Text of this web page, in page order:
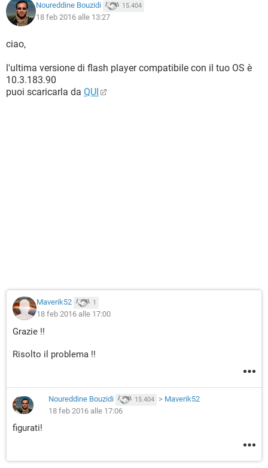
Noureddine Bouzidi 15.404
18 feb 2016 alle 13:27
ciao,
l'ultima versione di flash player compatibile con il tuo OS è
10.3.183.90
puoi scaricarla da QUI
Maverik52 1
18 feb 2016 alle 17:00
Grazie !!
Risolto il problema !!
Noureddine Bouzidi 15.404 > Maverik52
18 feb 2016 alle 17:06
figurati!